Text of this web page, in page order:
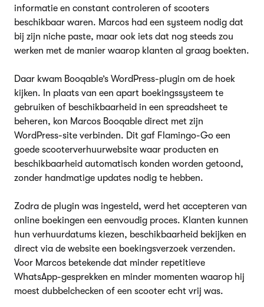
informatie en constant controleren of scooters
beschikbaar waren. Marcos had een systeem nodig dat
bij zijn niche paste, maar ook iets dat nog steeds zou
werken met de manier waarop klanten al graag boekten.
Daar kwam Booqable’s WordPress-plugin om de hoek
kijken. In plaats van een apart boekingssysteem te
gebruiken of beschikbaarheid in een spreadsheet te
beheren, kon Marcos Booqable direct met zijn
WordPress-site verbinden. Dit gaf Flamingo-Go een
goede scooterverhuurwebsite waar producten en
beschikbaarheid automatisch konden worden getoond,
zonder handmatige updates nodig te hebben.
Zodra de plugin was ingesteld, werd het accepteren van
online boekingen een eenvoudig proces. Klanten kunnen
hun verhuurdatums kiezen, beschikbaarheid bekijken en
direct via de website een boekingsverzoek verzenden.
Voor Marcos betekende dat minder repetitieve
WhatsApp-gesprekken en minder momenten waarop hij
moest dubbelchecken of een scooter echt vrij was.